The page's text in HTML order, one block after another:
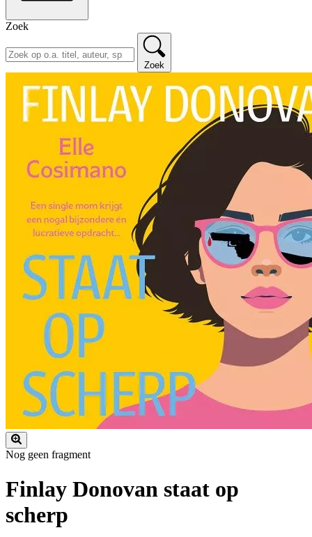
Zoek
Zoek
Nog geen fragment
Finlay Donovan staat op
scherp